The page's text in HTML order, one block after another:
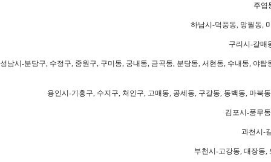
주엽
하남시-덕풍동, 망월동,
구리시-갈매
성남시-분당구, 수정구, 중원구, 구미동, 궁내동, 금곡동, 분당동, 서현동, 수내동, 야
용인시-기흥구, 수지구, 처인구, 고매동, 공세동, 구갈동, 동백동, 마북
김포시-풍무
과천시-
부천시-고강동, 대장동,